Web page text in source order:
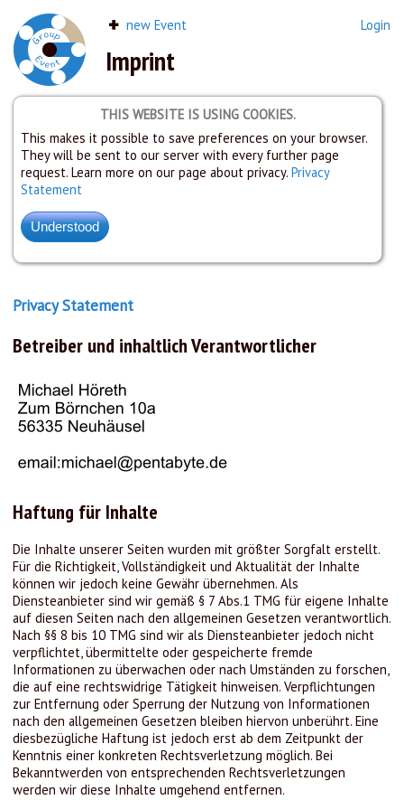
new Event Login
Imprint
THIS WEBSITE IS USING COOKIES.
This makes it possible to save preferences on your browser.
They will be sent to our server with every further page
request. Learn more on our page about privacy. Privacy
Statement
Privacy Statement
Betreiber und inhaltlich Verantwortlicher
Haftung für Inhalte
Die Inhalte unserer Seiten wurden mit größter Sorgfalt erstellt.
Für die Richtigkeit, Vollständigkeit und Aktualität der Inhalte
können wir jedoch keine Gewähr übernehmen. Als
Diensteanbieter sind wir gemäß § 7 Abs.1 TMG für eigene Inhalte
auf diesen Seiten nach den allgemeinen Gesetzen verantwortlich.
Nach §§ 8 bis 10 TMG sind wir als Diensteanbieter jedoch nicht
verpflichtet, übermittelte oder gespeicherte fremde
Informationen zu überwachen oder nach Umständen zu forschen,
die auf eine rechtswidrige Tätigkeit hinweisen. Verpflichtungen
zur Entfernung oder Sperrung der Nutzung von Informationen
nach den allgemeinen Gesetzen bleiben hiervon unberührt. Eine
diesbezügliche Haftung ist jedoch erst ab dem Zeitpunkt der
Kenntnis einer konkreten Rechtsverletzung möglich. Bei
Bekanntwerden von entsprechenden Rechtsverletzungen
werden wir diese Inhalte umgehend entfernen.